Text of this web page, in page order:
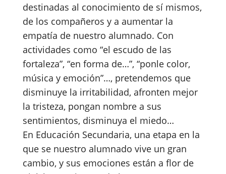
destinadas al conocimiento de sí mismos,
de los compañeros y a aumentar la
empatía de nuestro alumnado. Con
actividades como “el escudo de las
fortaleza”, “en forma de…”, “ponle color,
música y emoción”…, pretendemos que
disminuye la irritabilidad, afronten mejor
la tristeza, pongan nombre a sus
sentimientos, disminuya el miedo…
En Educación Secundaria, una etapa en la
que se nuestro alumnado vive un gran
cambio, y sus emociones están a flor de